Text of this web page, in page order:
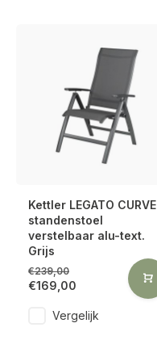
Kettler LEGATO CURVE
standenstoel
verstelbaar alu-text.
Grijs
€239,00
€169,00
Vergelijk